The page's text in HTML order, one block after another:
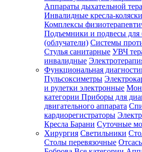
Аппараты дыхательной
Инвалидные кресла-коляски
Комплексы
Подъемники и подвесы для
(облучатели) Системы
Стулья санитарные УВЧ
инвалидные
Функциональная
Пульсоксиметры
и рулетки электронные
категории Приборы для
двигательного аппарата
кардиорегистраторы
Кресла Барани Суточные
Хирургия Светильники
Столы перевязочные